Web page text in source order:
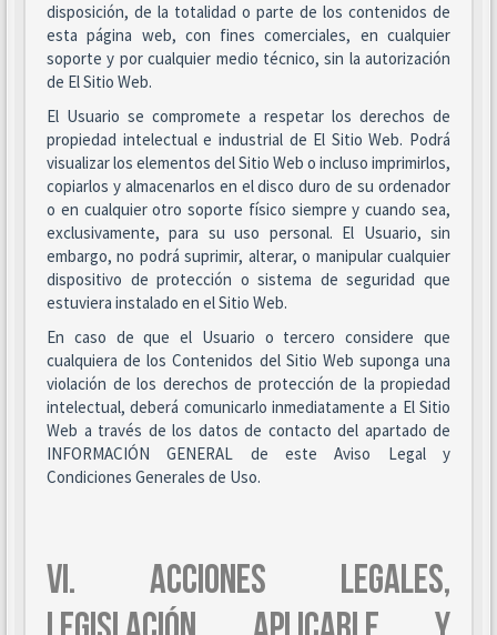
disposición, de la totalidad o parte de los contenidos de
esta página web, con fines comerciales, en cualquier
soporte y por cualquier medio técnico, sin la autorización
de El Sitio Web.
El Usuario se compromete a respetar los derechos de
propiedad intelectual e industrial de El Sitio Web. Podrá
visualizar los elementos del Sitio Web o incluso imprimirlos,
copiarlos y almacenarlos en el disco duro de su ordenador
o en cualquier otro soporte físico siempre y cuando sea,
exclusivamente, para su uso personal. El Usuario, sin
embargo, no podrá suprimir, alterar, o manipular cualquier
dispositivo de protección o sistema de seguridad que
estuviera instalado en el Sitio Web.
En caso de que el Usuario o tercero considere que
cualquiera de los Contenidos del Sitio Web suponga una
violación de los derechos de protección de la propiedad
intelectual, deberá comunicarlo inmediatamente a El Sitio
Web a través de los datos de contacto del apartado de
INFORMACIÓN GENERAL de este Aviso Legal y
Condiciones Generales de Uso.
VI. ACCIONES LEGALES,